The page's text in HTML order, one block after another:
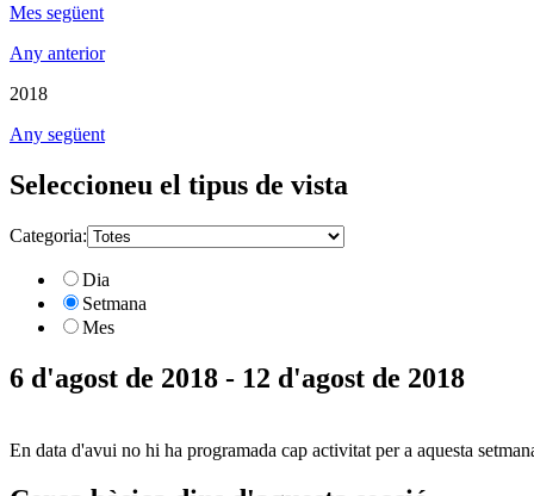
Mes següent
Any anterior
2018
Any següent
Seleccioneu el tipus de vista
Categoria:
Dia
Setmana
Mes
6 d'agost de 2018 - 12 d'agost de 2018
En data d'avui no hi ha programada cap activitat per a aquesta